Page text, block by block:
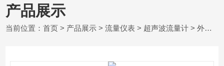
产品展示
当前位置：首页 > 产品展示 >流量仪表 > 超声波流量计 > 外夹式超声波流量计调试方法